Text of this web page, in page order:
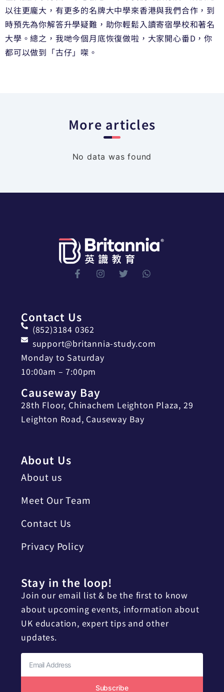
以往更龐大，有更多的名牌大中學來香港與我們合作，到
時預先為你解答升學疑難，助你輕鬆入讀寄宿學校和著名
大學。總之，我哋今個月底恢復做啦，大家開心番D，你
都可以做到「古仔」㗎。
More articles
No data was found
Contact Us
(852)3184 0362
support@britannia-study.com
Monday to Saturday
10:00am – 7:00pm
Causeway Bay
28th Floor, Chinachem Leighton Plaza, 29
Leighton Road, Causeway Bay
About Us
About us
Meet Our Team
Contact Us
Privacy Policy
Stay in the loop!
Join our email list & be the first to know
about upcoming events, information about
UK education, expert tips and other
updates.
Subscribe